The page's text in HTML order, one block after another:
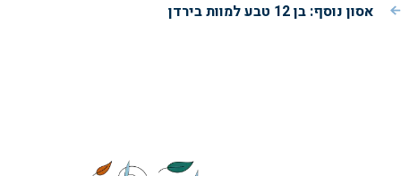
אסון נוסף: בן 12 טבע למוות בירדן